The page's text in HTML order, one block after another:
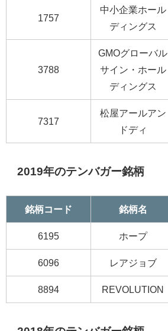
1757
中小企業ホール
ディングス
3788
GMOグローバル
サイン・ホール
ディングス
7317
松屋アールアン
ドディ
2019年のテンバガー銘柄
銘柄コード 銘柄名
6195 ホープ
6096 レアジョブ
8894 REVOLUTION